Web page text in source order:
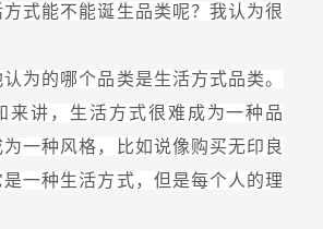
式能不能诞生品类呢？我认为很
为的哪个品类是生活方式品类。
来讲，生活方式很难成为一种品
一种风格，比如说像购买无印良
一种生活方式，但是每个人的理